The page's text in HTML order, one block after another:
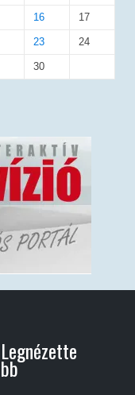
16 17
23 24
30
Legnézette
Bb